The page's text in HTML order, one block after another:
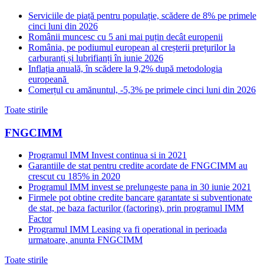
Serviciile de piață pentru populație, scădere de 8% pe primele
cinci luni din 2026
Românii muncesc cu 5 ani mai puțin decât europenii
România, pe podiumul european al creșterii prețurilor la
carburanți și lubrifianți în iunie 2026
Inflația anuală, în scădere la 9,2% după metodologia
europeană
Comerțul cu amănuntul, -5,3% pe primele cinci luni din 2026
Toate stirile
FNGCIMM
Programul IMM Invest continua si in 2021
Garantiile de stat pentru credite acordate de FNGCIMM au
crescut cu 185% in 2020
Programul IMM invest se prelungeste pana in 30 iunie 2021
Firmele pot obtine credite bancare garantate si subventionate
de stat, pe baza facturilor (factoring), prin programul IMM
Factor
Programul IMM Leasing va fi operational in perioada
urmatoare, anunta FNGCIMM
Toate stirile